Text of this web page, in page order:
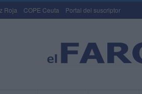
Roja COPE Ceuta Portal del suscriptor